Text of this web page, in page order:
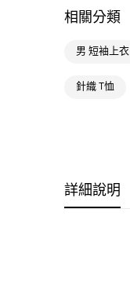
相關分類
男 短袖上衣
針織 T恤
詳細說明